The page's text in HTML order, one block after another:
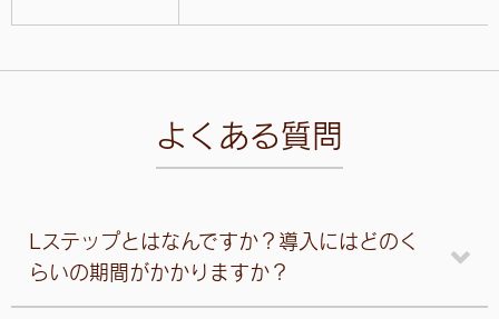
よくある質問
Lステップとはなんですか？導入にはどのく
らいの期間がかかりますか？